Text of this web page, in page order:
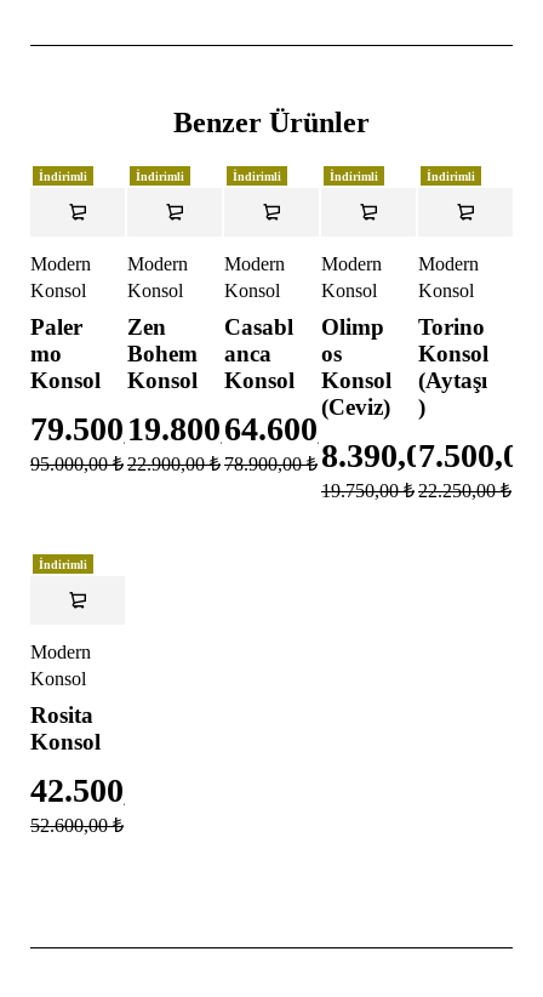
Benzer Ürünler
İndirimli
Modern
Konsol
Paler
mo
Konsol
95.000,00₺
79.500,00₺
İndirimli
Modern
Konsol
Zen
Bohem
Konsol
22.900,00₺
19.800,00₺
İndirimli
Modern
Konsol
Casabl
anca
Konsol
78.900,00₺
64.600,00 ₺
İndirimli
Modern
Konsol
Olimp
os
Konsol
(Ceviz)
19.750,00₺
8.390,00₺
İndirimli
Modern
Konsol
Torino
Konsol
(Aytaşı
)
22.250,00₺
İndirimli
Modern
Konsol
Rosita
Konsol
52.600,00₺
42.500,00